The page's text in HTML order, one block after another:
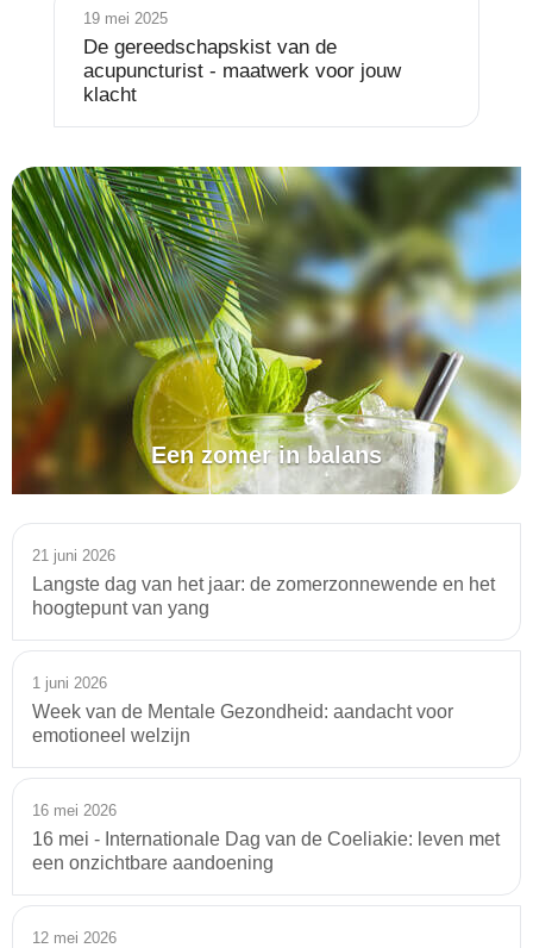
Een zomer in balans
21 juni 2026
Langste dag van het jaar: de zomerzonnewende en het
hoogtepunt van yang
1 juni 2026
Week van de Mentale Gezondheid: aandacht voor
emotioneel welzijn
16 mei 2026
16 mei - Internationale Dag van de Coeliakie: leven met
een onzichtbare aandoening
12 mei 2026
19 mei 2025
De gereedschapskist van de
acupuncturist - maatwerk voor jouw
klacht